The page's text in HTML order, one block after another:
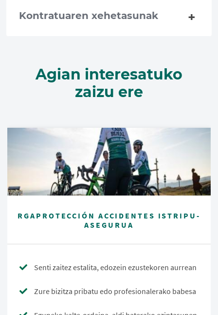
Kontratuaren xehetasunak
Agian interesatuko
zaizu ere
RGAPROTECCIÓN ACCIDENTES ISTRIPU-
ASEGURUA
Senti zaitez estalita, edozein ezustekoren aurrean
Zure bizitza pribatu edo profesionalerako babesa